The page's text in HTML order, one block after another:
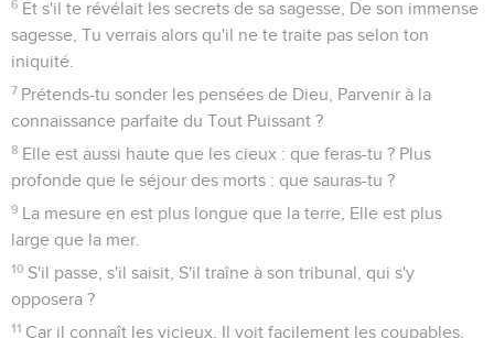
6 Et s'il te révélait les secrets de sa sagesse, De son immense
sagesse, Tu verrais alors qu'il ne te traite pas selon ton
iniquité.
7 Prétends-tu sonder les pensées de Dieu, Parvenir à la
connaissance parfaite du Tout Puissant ?
8 Elle est aussi haute que les cieux : que feras-tu ? Plus
profonde que le séjour des morts : que sauras-tu ?
9 La mesure en est plus longue que la terre, Elle est plus
large que la mer.
10 S'il passe, s'il saisit, S'il traîne à son tribunal, qui s'y
opposera ?
11 Car il connaît les vicieux, Il voit facilement les coupables.